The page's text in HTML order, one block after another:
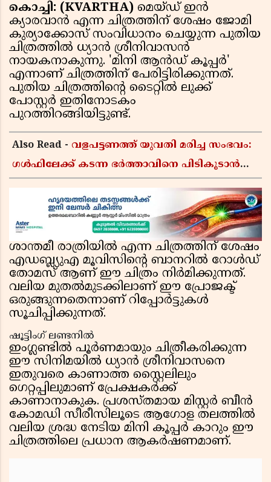
കൊച്ചി: (KVARTHA) മെയ്ഡ് ഇൻ
ക്യാരവാൻ എന്ന ചിത്രത്തിന് ശേഷം ജോമി
കുര്യാക്കോസ് സംവിധാനം ചെയ്യുന്ന പുതിയ
ചിത്രത്തിൽ ധ്യാൻ ശ്രീനിവാസൻ
നായകനാകുന്നു. 'മിനി ആൻഡ് കൂപ്പർ'
എന്നാണ് ചിത്രത്തിന് പേരിട്ടിരിക്കുന്നത്.
പുതിയ ചിത്രത്തിൻ്റെ ടൈറ്റിൽ ലുക്ക്
പോസ്റ്റർ ഇതിനോടകം
പുറത്തിറങ്ങിയിട്ടുണ്ട്.
Also Read - വളപട്ടണത്ത് യുവതി മരിച്ച സംഭവം:
ഗൾഫിലേക്ക് കടന്ന ഭർത്താവിനെ പിടികൂടാൻ
ശാന്തമീ രാത്രിയിൽ എന്ന ചിത്രത്തിന് ശേഷം
എഡബ്ല്യുഎ മൂവിസിൻ്റെ ബാനറിൽ റോൾഡ്
തോമസ് ആണ് ഈ ചിത്രം നിർമിക്കുന്നത്.
വലിയ മുതൽമുടക്കിലാണ് ഈ പ്രോജക്ട്
ഒരുങ്ങുന്നതെന്നാണ് റിപ്പോർട്ടുകൾ
സൂചിപ്പിക്കുന്നത്.
ഷൂട്ടിംഗ് ലണ്ടനിൽ
ഇംഗ്ലണ്ടിൽ പൂർണമായും ചിത്രീകരിക്കുന്ന
ഈ സിനിമയിൽ ധ്യാൻ ശ്രീനിവാസനെ
ഇതുവരെ കാണാത്ത സ്റ്റൈലിലും
ഗെറ്റപ്പിലുമാണ് പ്രേക്ഷകർക്ക്
കാണാനാകുക. പ്രശസ്തമായ മിസ്റ്റർ ബീൻ
കോമഡി സീരീസിലൂടെ ആഗോള തലത്തിൽ
വലിയ ശ്രദ്ധ നേടിയ മിനി കൂപ്പർ കാറും ഈ
ചിത്രത്തിലെ പ്രധാന ആകർഷണമാണ്.